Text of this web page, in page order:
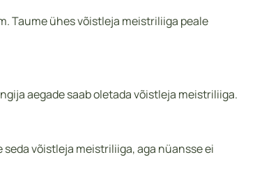
Taume ühes võistleja meistriliiga peale
aegade saab oletada võistleja meistriliiga.
võistleja meistriliiga, aga nüansse ei